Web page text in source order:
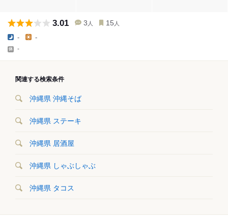
3.01 3 人 15 人
- -
-
関連する検索条件
沖縄県 沖縄そば
沖縄県 ステーキ
沖縄県 居酒屋
沖縄県 しゃぶしゃぶ
沖縄県 タコス